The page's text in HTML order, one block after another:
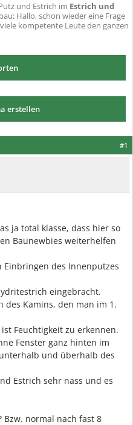
und Estrich im Estrich und
Hallo, schon wieder eine Frage
kompetente Leute den ganzen
erstellen
#1
ja total klasse, dass hier so
Baunewbies weiterhelfen
Einbringen des Innenputzes
eingebracht.
des Kamins, den man im 1.
Feuchtigkeit zu erkennen.
Fenster ganz hinten im
und überhalb des
Estrich sehr nass und es
Bzw. normal nach fast 8